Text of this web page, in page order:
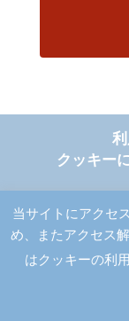
クッキー
個人情報
当サイトにアクセ
め、またアクセス
はクッキーの利